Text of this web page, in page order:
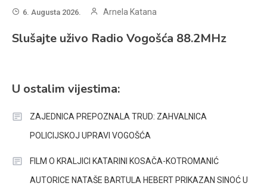
6. Augusta 2026. Arnela Katana
Slušajte uživo Radio Vogošća 88.2MHz
U ostalim vijestima:
ZAJEDNICA PREPOZNALA TRUD: ZAHVALNICA
POLICIJSKOJ UPRAVI VOGOŠĆA
FILM O KRALJICI KATARINI KOSAČA-KOTROMANIĆ
AUTORICE NATAŠE BARTULA HEBERT PRIKAZAN SINOĆ U